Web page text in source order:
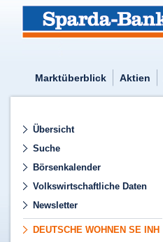
Marktüberblick Aktien
Übersicht
Suche
Börsenkalender
Volkswirtschaftliche Daten
Newsletter
DEUTSCHE WOHNEN SE INH